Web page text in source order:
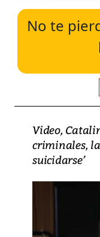
No te
Video,
criminales,
suicidarse’